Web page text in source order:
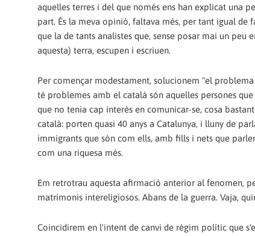
aquelles terres i del que només ens han explicat una
part. És la meva opinió, faltava més, per tant igual de
que la de tants analistes que, sense posar mai un peu
aquesta) terra, escupen i escriuen.
Per començar modestament, solucionem "el
té problemes amb el català són aquelles persones
que no tenia cap interès en comunicar-se, cosa
català: porten quasi 40 anys a Catalunya, i lluny de
immigrants que són com ells, amb fills i nets que
com una riquesa més.
Em retrotrau aquesta afirmació anterior al fenomen,
matrimonis intereligiosos. Abans de la guerra. Vaja,
Coincidirem en l'intent de canvi de règim polític que